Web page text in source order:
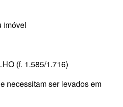
imóvel
(f. 1.585/1.716)
necessitam ser levados em